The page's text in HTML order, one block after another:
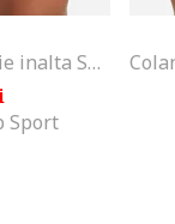
Colanti scurti cu talie inalta Sportswear, Negru
Sport